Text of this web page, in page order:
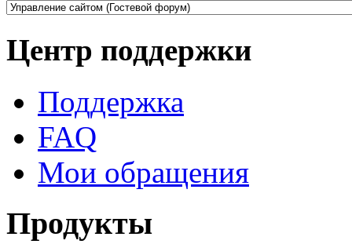
Центр поддержки
Поддержка
FAQ
Мои обращения
Продукты